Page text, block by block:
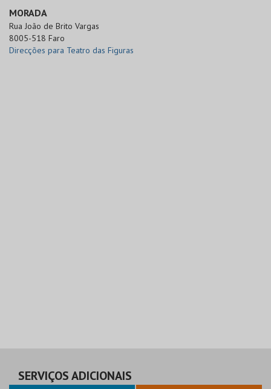
MORADA
Rua João de Brito Vargas
8005-518 Faro
Direcções para Teatro das Figuras
SERVIÇOS ADICIONAIS